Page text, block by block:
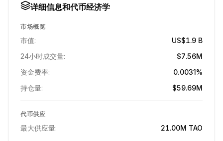
详细信息和代币经济学
市场概览
市值:
US$1.9 B
24小时成交量:
$7.56M
资金费率:
0.0031%
持仓量:
$59.69M
代币供应
最大供应量: 21.00M TAO